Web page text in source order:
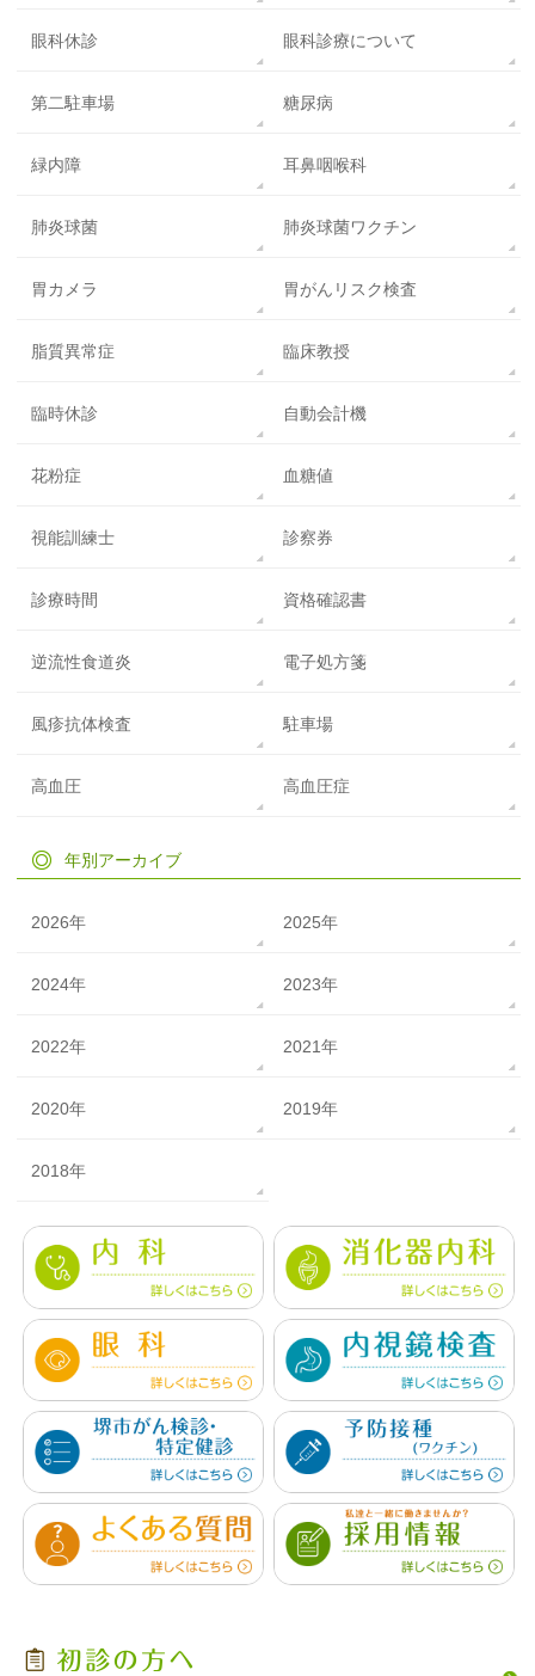
眼科休診 眼科診療について
第二駐車場 糖尿病
緑内障 耳鼻咽喉科
肺炎球菌 肺炎球菌ワクチン
胃カメラ 胃がんリスク検査
脂質異常症 臨床教授
臨時休診 自動会計機
花粉症 血糖値
視能訓練士 診察券
診療時間 資格確認書
逆流性食道炎 電子処方箋
風疹抗体検査 駐車場
高血圧 高血圧症
年別アーカイブ
2026年 2025年
2024年 2023年
2022年 2021年
2020年 2019年
2018年